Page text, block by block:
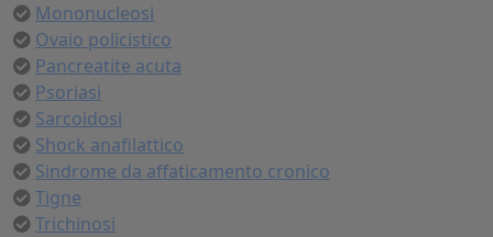
Mononucleosi
Ovaio policistico
Pancreatite acuta
Psoriasi
Sarcoidosi
Shock anafilattico
Sindrome da affaticamento cronico
Tigne
Trichinosi